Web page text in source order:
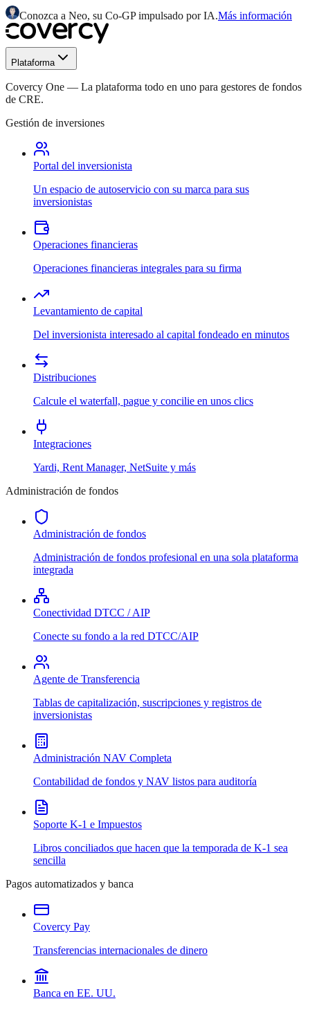
Conozca a Neo, su Co-GP impulsado por IA.Más información
Plataforma
Covercy One — La plataforma todo en uno para gestores de fondos
de CRE.
Gestión de inversiones
Portal del inversionista
Un espacio de autoservicio con su marca para sus
inversionistas
Operaciones financieras
Operaciones financieras integrales para su firma
Levantamiento de capital
Del inversionista interesado al capital fondeado en minutos
Distribuciones
Calcule el waterfall, pague y concilie en unos clics
Integraciones
Yardi, Rent Manager, NetSuite y más
Administración de fondos
Administración de fondos
Administración de fondos profesional en una sola plataforma
integrada
Conectividad DTCC / AIP
Conecte su fondo a la red DTCC/AIP
Agente de Transferencia
Tablas de capitalización, suscripciones y registros de
inversionistas
Administración NAV Completa
Contabilidad de fondos y NAV listos para auditoría
Soporte K-1 e Impuestos
Libros conciliados que hacen que la temporada de K-1 sea
sencilla
Pagos automatizados y banca
Covercy Pay
Transferencias internacionales de dinero
Banca en EE. UU.